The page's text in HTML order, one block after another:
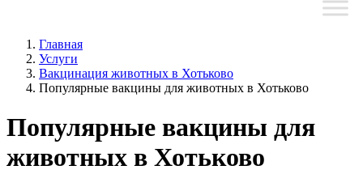
Главная
Услуги
Вакцинация животных в Хотьково
Популярные вакцины для животных в Хотьково
Популярные вакцины для
животных в Хотьково